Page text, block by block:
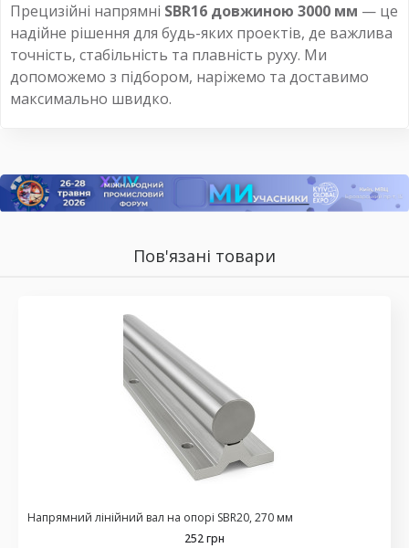
Прецизійні напрямні SBR16 довжиною 3000 мм — це
надійне рішення для будь-яких проектів, де важлива
точність, стабільність та плавність руху. Ми
допоможемо з підбором, наріжемо та доставимо
максимально швидко.
Пов'язані товари
Напрямний лінійний вал на опорі SBR20, 270 мм
252 грн